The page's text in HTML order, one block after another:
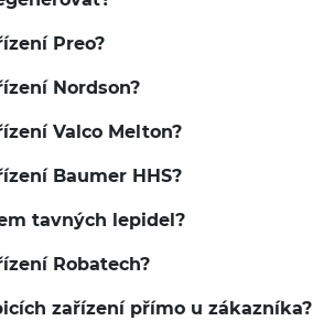
Preo?
Nordson?
Valco Melton?
Baumer HHS?
tavných lepidel?
Robatech?
zařízení přímo u zákazníka?